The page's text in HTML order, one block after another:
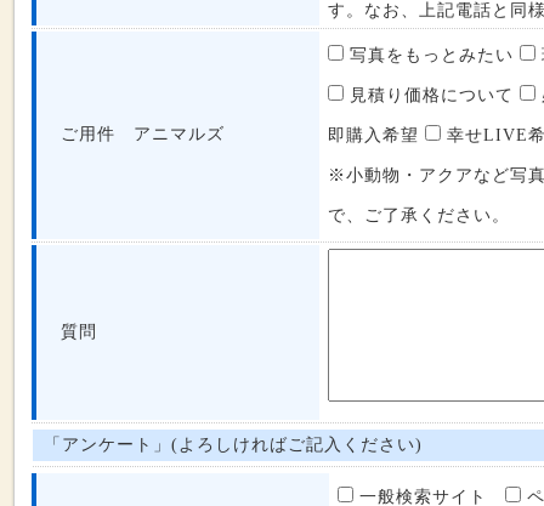
す。なお、上記電話と同
ご用件 アニマルズ
写真をもっとみたい
見積り価格について
即購入希望 幸せLIVE
※小動物・アクアなど写
で、ご了承ください。
質問
「アンケート」(よろしければご記入ください)
一般検索サイト